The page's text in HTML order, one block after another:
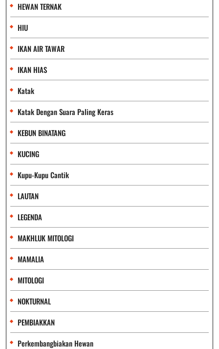
HEWAN TERNAK
HIU
IKAN AIR TAWAR
IKAN HIAS
Katak
Katak Dengan Suara Paling Keras
KEBUN BINATANG
KUCING
Kupu-Kupu Cantik
LAUTAN
LEGENDA
MAKHLUK MITOLOGI
MAMALIA
MITOLOGI
NOKTURNAL
PEMBIAKKAN
Perkembangbiakan Hewan